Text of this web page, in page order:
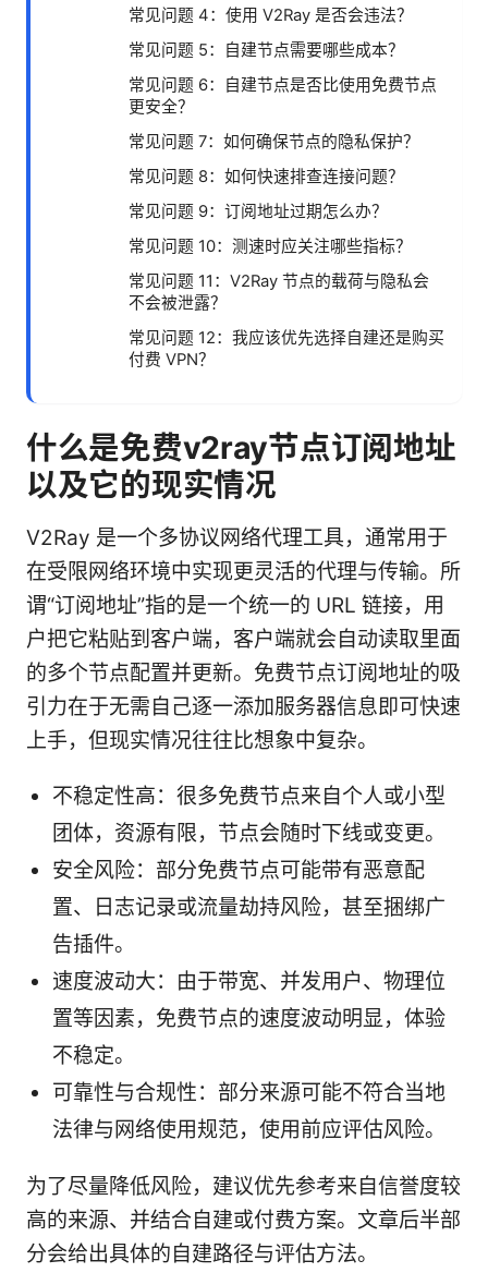
常见问题 4：使用 V2Ray 是否会违法？
常见问题 5：自建节点需要哪些成本？
常见问题 6：自建节点是否比使用免费节点
更安全？
常见问题 7：如何确保节点的隐私保护？
常见问题 8：如何快速排查连接问题？
常见问题 9：订阅地址过期怎么办？
常见问题 10：测速时应关注哪些指标？
常见问题 11：V2Ray 节点的载荷与隐私会
不会被泄露？
常见问题 12：我应该优先选择自建还是购买
付费 VPN？
什么是免费v2ray节点订阅地址
以及它的现实情况
V2Ray 是一个多协议网络代理工具，通常用于
在受限网络环境中实现更灵活的代理与传输。所
谓“订阅地址”指的是一个统一的 URL 链接，用
户把它粘贴到客户端，客户端就会自动读取里面
的多个节点配置并更新。免费节点订阅地址的吸
引力在于无需自己逐一添加服务器信息即可快速
上手，但现实情况往往比想象中复杂。
不稳定性高：很多免费节点来自个人或小型
团体，资源有限，节点会随时下线或变更。
安全风险：部分免费节点可能带有恶意配
置、日志记录或流量劫持风险，甚至捆绑广
告插件。
速度波动大：由于带宽、并发用户、物理位
置等因素，免费节点的速度波动明显，体验
不稳定。
可靠性与合规性：部分来源可能不符合当地
法律与网络使用规范，使用前应评估风险。
为了尽量降低风险，建议优先参考来自信誉度较
高的来源、并结合自建或付费方案。文章后半部
分会给出具体的自建路径与评估方法。